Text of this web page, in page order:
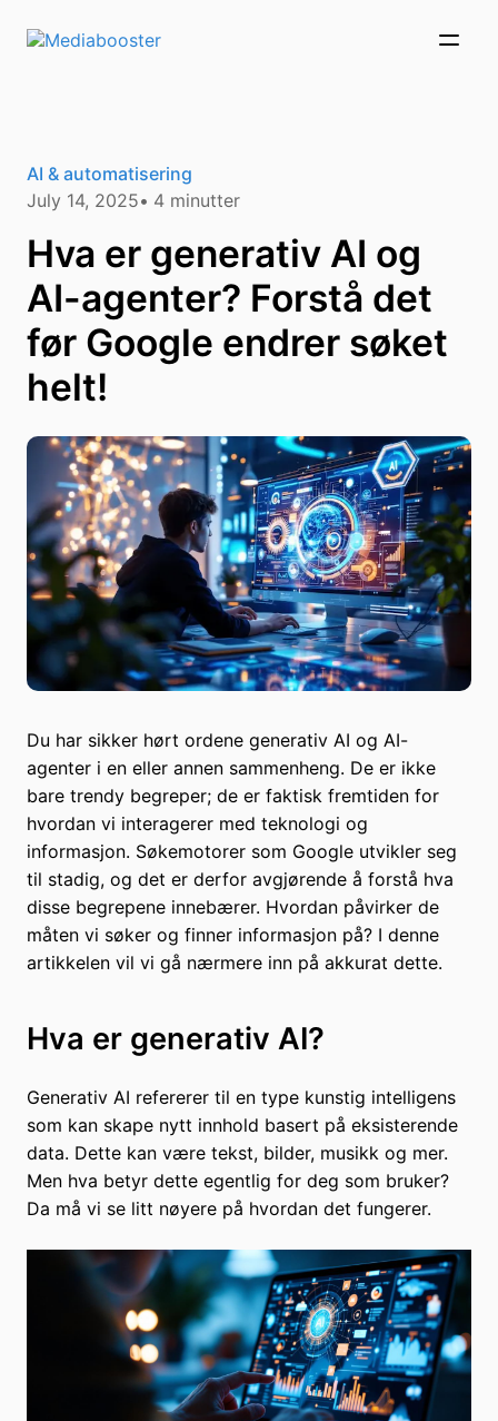
Skip To Main Content
AI & automatisering
July 14, 2025
4 minutter
Hva er generativ AI og
AI-agenter? Forstå det
før Google endrer søket
helt!
Du har sikker hørt ordene generativ AI og AI-
agenter i en eller annen sammenheng. De er ikke
bare trendy begreper; de er faktisk fremtiden for
hvordan vi interagerer med teknologi og
informasjon. Søkemotorer som Google utvikler seg
til stadig, og det er derfor avgjørende å forstå hva
disse begrepene innebærer. Hvordan påvirker de
måten vi søker og finner informasjon på? I denne
artikkelen vil vi gå nærmere inn på akkurat dette.
Hva er generativ AI?
Generativ AI refererer til en type kunstig intelligens
som kan skape nytt innhold basert på eksisterende
data. Dette kan være tekst, bilder, musikk og mer.
Men hva betyr dette egentlig for deg som bruker?
Da må vi se litt nøyere på hvordan det fungerer.